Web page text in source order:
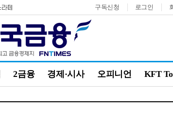
구독신청 로그인
2금융 경제·시사 오피니언 KFT